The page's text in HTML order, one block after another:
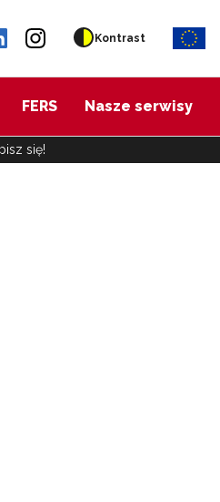
Kontrast
FERS Nasze serwisy
się!